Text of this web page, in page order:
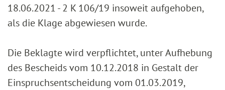
18.06.2021 - 2 K 106/19 insoweit aufgehoben,
als die Klage abgewiesen wurde.
Die Beklagte wird verpflichtet, unter Aufhebung
des Bescheids vom 10.12.2018 in Gestalt der
Einspruchsentscheidung vom 01.03.2019,